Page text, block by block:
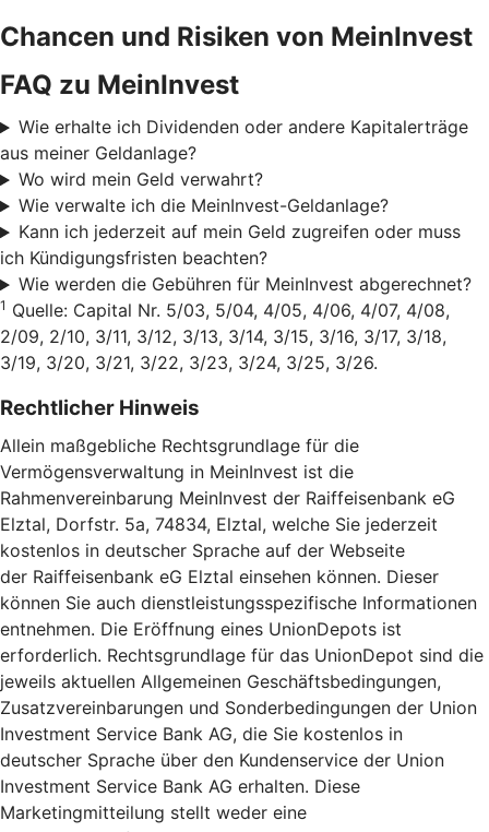
Chancen und Risiken von MeinInvest
FAQ zu MeinInvest
Wie erhalte ich Dividenden oder andere Kapitalerträge
aus meiner Geldanlage?
Wo wird mein Geld verwahrt?
Wie verwalte ich die MeinInvest-Geldanlage?
Kann ich jederzeit auf mein Geld zugreifen oder muss
ich Kündigungsfristen beachten?
Wie werden die Gebühren für MeinInvest abgerechnet?
1 Quelle: Capital Nr. 5/03, 5/04, 4/05, 4/06, 4/07, 4/08,
2/09, 2/10, 3/11, 3/12, 3/13, 3/14, 3/15, 3/16, 3/17, 3/18,
3/19, 3/20, 3/21, 3/22, 3/23, 3/24, 3/25, 3/26.
Rechtlicher Hinweis
Allein maßgebliche Rechtsgrundlage für die
Vermögensverwaltung in MeinInvest ist die
Rahmenvereinbarung MeinInvest der Raiffeisenbank eG
Elztal, Dorfstr. 5a, 74834, Elztal, welche Sie jederzeit
kostenlos in deutscher Sprache auf der Webseite
der Raiffeisenbank eG Elztal einsehen können. Dieser
können Sie auch dienstleistungsspezifische Informationen
entnehmen. Die Eröffnung eines UnionDepots ist
erforderlich. Rechtsgrundlage für das UnionDepot sind die
jeweils aktuellen Allgemeinen Geschäftsbedingungen,
Zusatzvereinbarungen und Sonderbedingungen der Union
Investment Service Bank AG, die Sie kostenlos in
deutscher Sprache über den Kundenservice der Union
Investment Service Bank AG erhalten. Diese
Marketingmitteilung stellt weder eine